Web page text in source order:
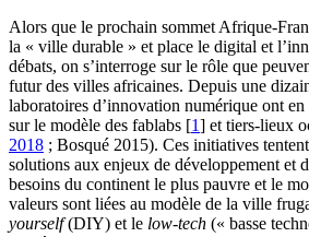
Alors que le prochain sommet Afrique-
la « ville durable » et place le digital et
débats, on s’interroge sur le rôle que
futur des villes africaines. Depuis une
laboratoires d’innovation numérique ont
sur le modèle des fablabs [1] et tiers-lieux
2018 ; Bosqué 2015). Ces initiatives
solutions aux enjeux de développement et
besoins du continent le plus pauvre et le
valeurs sont liées au modèle de la ville
yourself(DIY) et le low-tech (« basse